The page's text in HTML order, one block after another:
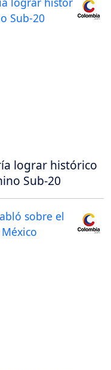
lograr histórico
Sub-20